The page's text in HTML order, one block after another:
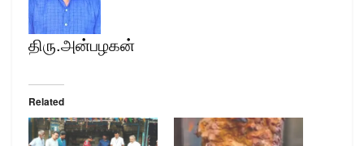
திரு.அன்பழகன்
Related